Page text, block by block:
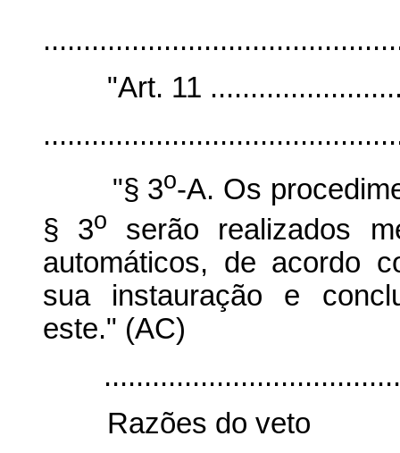
"Art. 11
"§ 3o-A. Os
§ 3o
serão realizados
automáticos, de acordo
sua instauração e
este." (AC)
Razões do veto